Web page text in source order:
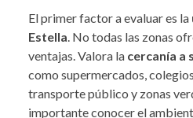
El primer factor a evaluar es la
Estella. No todas las zonas
ventajas. Valora la cercanía a
como supermercados,
transporte público y zonas
importante conocer el